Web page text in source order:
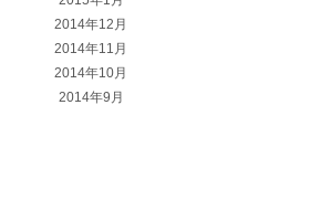
2014年12月
2014年11月
2014年10月
2014年9月